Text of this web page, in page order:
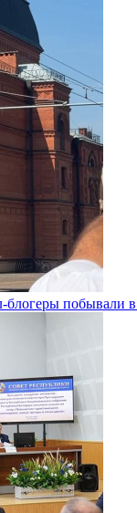
блогеры побывали